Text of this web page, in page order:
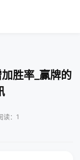
胜率_赢牌的
读：1